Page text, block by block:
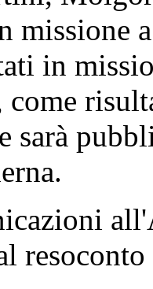
missione
in
come
sarà